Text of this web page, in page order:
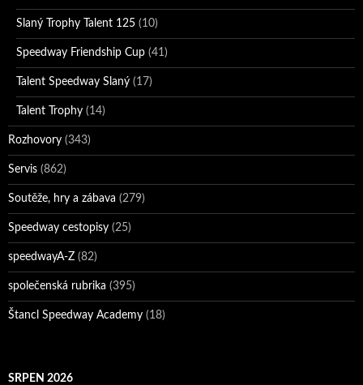
Slaný Trophy Talent 125 (10)
Speedway Friendship Cup (41)
Talent Speedway Slaný (17)
Talent Trophy (14)
Rozhovory (343)
Servis (862)
Soutěže, hry a zábava (279)
Speedway cestopisy (25)
speedwayA-Z (82)
společenská rubrika (395)
Štancl Speedway Academy (18)
SRPEN 2026